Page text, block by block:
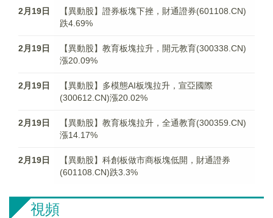
2月19日
【異動股】證券板塊下挫，財通證券(601108.CN)
跌4.69%
2月19日
【異動股】教育板塊拉升，開元教育(300338.CN)
漲20.09%
2月19日
【異動股】多模態AI板塊拉升，宣亞國際
(300612.CN)漲20.02%
2月19日
【異動股】教育板塊拉升，全通教育(300359.CN)
漲14.17%
2月19日
【異動股】科創板做市商板塊低開，財通證券
(601108.CN)跌3.3%
視頻